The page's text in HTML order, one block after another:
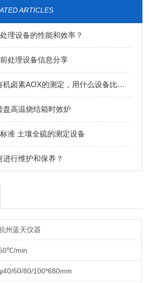
ARTICLES
理设备的性能和效率？
处理设备信息分享
做水质可吸附有机卤素AOX的测定，用什么设备比较好
盘高温烧结箱时效炉
准 土壤全硫的测定设备
行维护和保养？
州蓝天仪器
min
60/80/100*680mm